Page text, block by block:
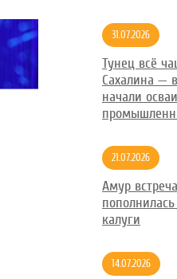
31.07.2026
Тунец всё
Сахалина —
начали
21.07.2026
Амур
калуги
14.07.2026